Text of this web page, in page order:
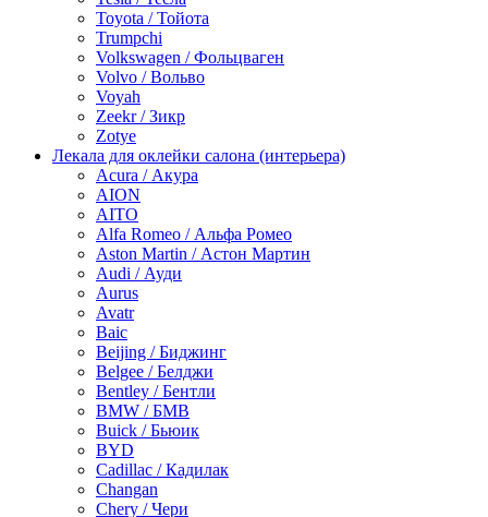
Toyota / Тойота
Trumpchi
Volkswagen / Фольцваген
Volvo / Вольво
Voyah
Zeekr / Зикр
Zotye
Лекала для оклейки салона (интерьера)
Acura / Акура
AION
AITO
Alfa Romeo / Альфа Ромео
Aston Martin / Астон Мартин
Audi / Ауди
Aurus
Avatr
Baic
Beijing / Биджинг
Belgee / Белджи
Bentley / Бентли
BMW / БМВ
Buick / Бьюик
BYD
Cadillac / Кадилак
Changan
Chery / Чери